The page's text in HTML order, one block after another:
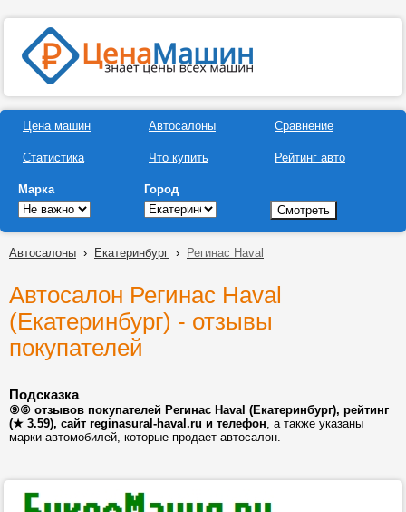
Цена машин
Статистика
Автосалоны
Что купить
Сравнение
Рейтинг авто
Марка Город
Автосалоны › Екатеринбург › Регинас Haval
Автосалон Регинас Haval
(Екатеринбург) - отзывы
покупателей
Подсказка
⑨⑥ отзывов покупателей Регинас Haval (Екатеринбург), рейтинг
(★ 3.59), сайт reginasural-haval.ru и телефон, а также указаны
марки автомобилей, которые продает автосалон.